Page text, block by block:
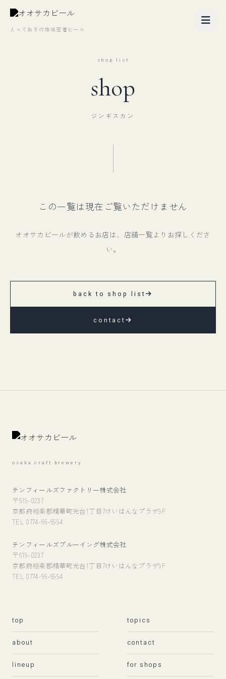
とっておきの地域密着ビール
shop list
shop
ジンギスカン
この一覧は現在ご覧いただけません
オオサカビールが飲めるお店は、店舗一覧よりお探しくださ
い。
back to shop list
contact
osaka craft brewery
テンフィールズファクトリー株式会社
〒619-0237
京都府相楽郡精華町光台1丁目7けいはんなプラザ9F
TEL 0774-66-6994
テンフィールズブルーイング株式会社
〒619-0237
京都府相楽郡精華町光台1丁目7けいはんなプラザ9F
TEL 0774-66-6994
top
about
lineup
topics
contact
for shops